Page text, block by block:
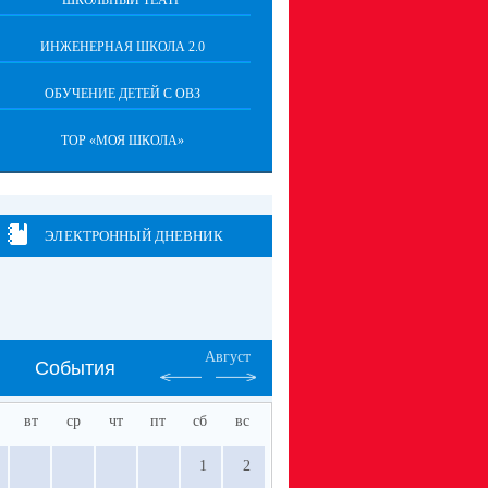
ИНЖЕНЕРНАЯ ШКОЛА 2.0
ОБУЧЕНИЕ ДЕТЕЙ С ОВЗ
ТОР «МОЯ ШКОЛА»
ЭЛЕКТРОННЫЙ ДНЕВНИК
События
Август
вт ср чт пт сб вс
1 2